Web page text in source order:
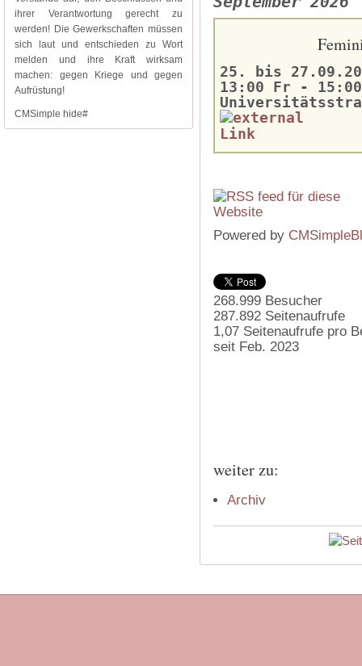
ihrer Verantwortung gerecht zu
werden! Die Gewerkschaften müssen
sich laut und entschieden zu Wort
melden und ihre Kraft wirksam
machen: gegen Kriege und gegen
Aufrüstung!
CMSimple hide#
25. bis
13:00 Fr - 15:00
Powered by
268.999 Besucher
287.892 Seitenaufrufe
1,07 Seitenaufrufe pro
seit Feb. 2023
weiter zu:
Archiv